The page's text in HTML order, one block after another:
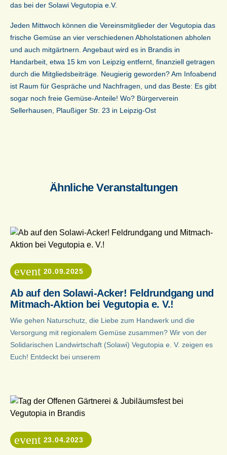
das bei der Solawi Vegutopia e.V.
Jeden Mittwoch können die Vereinsmitglieder der Vegutopia das
frische Gemüse an vier verschiedenen Abholstationen abholen
und auch mitgärtnern. Angebaut wird es in Brandis in
Handarbeit, etwa 15 km von Leipzig entfernt, finanziell getragen
durch die Mitgliedsbeiträge. Neugierig geworden? Am Infoabend
ist Raum für Gespräche und Nachfragen, und das Beste: Es gibt
sogar noch freie Gemüse-Anteile! Wo? Bürgerverein
Sellerhausen, Plaußiger Str. 23 in Leipzig-Ost
Ähnliche Veranstaltungen
event 20.09.2025
Ab auf den Solawi-Acker! Feldrundgang und
Mitmach-Aktion bei Vegutopia e. V.!
Wie gehen Naturschutz, die Liebe zum Handwerk und die
Versorgung mit regionalem Gemüse zusammen? Wir von der
Solidarischen Landwirtschaft (Solawi) Vegutopia e. V. zeigen es
Euch! Entdeckt bei unserem
event 23.04.2023